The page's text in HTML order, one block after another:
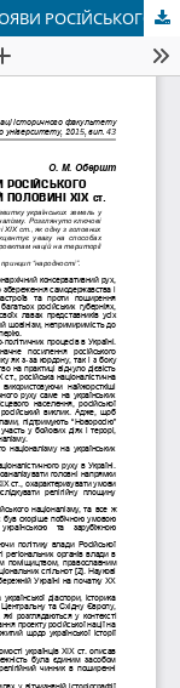
СУСПІЛЬНО-ПОЛІТИЧНІ ПЕРЕДУМОВИ ПОЯВИ РОСІЙСЬКОГО НАЦІОНАЛІЗМУ НА ТЕРИТОРІЇ УКРАЇНИ В ДРУГІЙ ПОЛОВИНІ ХІХ ст.